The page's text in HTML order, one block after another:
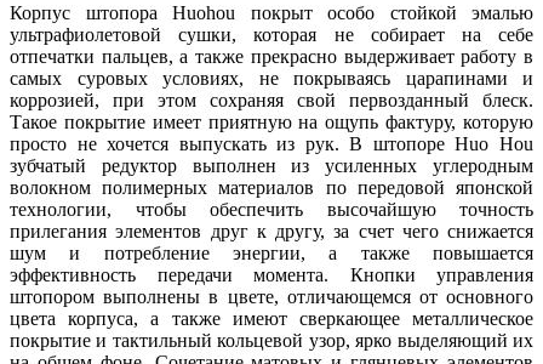
Корпус штопора Huohou покрыт особо стойкой эмалью
ультрафиолетовой сушки, которая не собирает на себе
отпечатки пальцев, а также прекрасно выдерживает работу в
самых суровых условиях, не покрываясь царапинами и
коррозией, при этом сохраняя свой первозданный блеск.
Такое покрытие имеет приятную на ощупь фактуру, которую
просто не хочется выпускать из рук. В штопоре Huo Hou
зубчатый редуктор выполнен из усиленных углеродным
волокном полимерных материалов по передовой японской
технологии, чтобы обеспечить высочайшую точность
прилегания элементов друг к другу, за счет чего снижается
шум и потребление энергии, а также повышается
эффективность передачи момента. Кнопки управления
штопором выполнены в цвете, отличающемся от основного
цвета корпуса, а также имеют сверкающее металлическое
покрытие и тактильный кольцевой узор, ярко выделяющий их